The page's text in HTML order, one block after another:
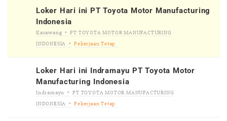
Loker Hari ini PT Toyota Motor Manufacturing
Indonesia
Karawang
PT TOYOTA MOTOR MANUFACTURING
INDONESIA
Pekerjaan Tetap
Loker Hari ini Indramayu PT Toyota Motor
Manufacturing Indonesia
Indramayu
PT TOYOTA MOTOR MANUFACTURING
INDONESIA
Pekerjaan Tetap